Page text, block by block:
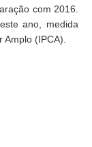
com 2016.
ano, medida
(IPCA).